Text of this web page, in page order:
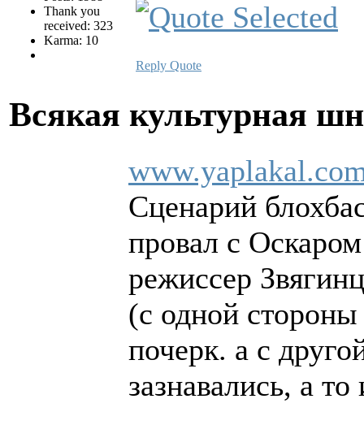
Thank you
received: 323
Karma: 10
Reply Quote
Всякая культурная
Сценарий
провал с
режиссер
(с одной стороны
почерк. а с
зазнавались, а